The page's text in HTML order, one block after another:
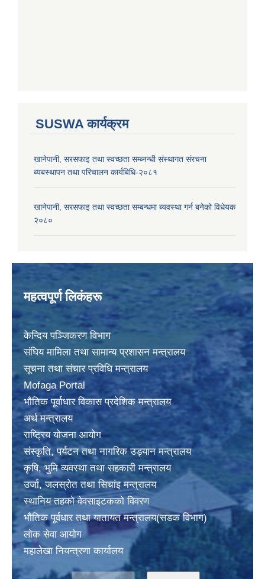
SUSWA कार्यक्रम
खानेपानी, सरसफाइ तथा स्वच्छता सम्ब्नन्धी संस्थागत संरचना
ब्यबस्थापन तथा परिचालन कार्यबिधि-२०८१
खानेपानी, सरसफाइ तथा स्वच्छता सम्बन्धमा ब्यवस्था गर्न बनेको विधेयक
२०८०
महत्वपूर्ण लिकंहरू
केन्दिय पञ्जिकरण विभाग
संघिय मामिला तथा सामान्य प्रशासन मन्त्रालय
सूचना तथा संचार प्रविधि मन्त्रालय
Mofaga Portal
भाैतिक पूर्वाधार विकास प्रदेशिक मन्त्रालय
अर्थ मन्त्रालय
राष्ट्रिय योजना आयोग
संस्कृति, पर्यटन तथा नागरिक उड्यान मन्त्रालय
कृषि, भुमि व्यवस्था तथा सहकारी मन्त्रालय
उर्जा, जलस्राेत तथा सिचांइ मन्त्रालय
स्थानिय तहकाे वेवसाइटककाे विवरण
भाैतिक पूर्वधार तथा यातायत मन्त्रालय(सडक विभाग)
लाेक सेवा आयोग
महालेखा नियन्त्रणा कार्यालय